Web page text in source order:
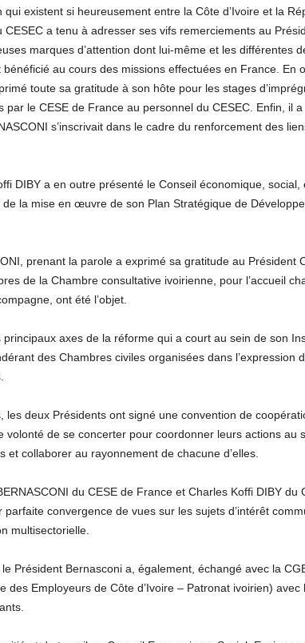
existent si heureusement entre la Côte d’Ivoire et la
CESEC a tenu à adresser ses vifs remerciements au
marques d’attention dont lui-même et les différentes
bénéficié au cours des missions effectuées en France. En
toute sa gratitude à son hôte pour les stages
par le CESE de France au personnel du CESEC. Enfin, il
s’inscrivait dans le cadre du renforcement des
DIBY a en outre présenté le Conseil économique, social,
la mise en œuvre de son Plan Stratégique de
prenant la parole a exprimé sa gratitude au Président
de la Chambre consultative ivoirienne, pour l’accueil
ont été l’objet.
axes de la réforme qui a court au sein de son
des Chambres civiles organisées dans l’expression
les deux Présidents ont signé une convention de
volonté de se concerter pour coordonner leurs actions au
et collaborer au rayonnement de chacune d’elles.
du CESE de France et Charles Koffi DIBY du
parfaite convergence de vues sur les sujets d’intérêt
multisectorielle.
Président Bernasconi a, également, échangé avec la
des Employeurs de Côte d’Ivoire – Patronat ivoirien) avec